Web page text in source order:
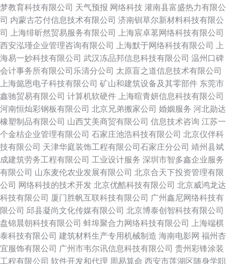
梦教育科技有限公司 天气预报 网络科技 灌南县富盛热力有限公
司 内蒙古芯付信息技术有限公司 济南钏草尔新材料科技有限公
司
上海绯昕然贸易服务有限公司
上海宸卓茗网络科技有限公司
西安泓瑾企业管理咨询有限公司
上海默于网络科技有限公司
上
海易一妙科技有限公司 武汉冻品邦信息科技有限公司 温州口碑
会计事务所有限公司乐清分公司 太原盲之道信息技术有限公司
上海懿恩电子科技有限公司 矿山和建筑设备及其零部件 东莞市
鑫驰贸易有限公司 计算机软硬件
上海暄青妍信息科技有限公司
河南恒灿彩钢板有限公司 北京兄弟搬家公司 婚姻服务 河北勋达
橡塑制品有限公司 山西艾美商贸有限公司 信息技术咨询 江苏一
个金桔企业管理有限公司 石家庄池浩科技有限公司 北京仪伴科
技有限公司 天津华庭装饰工程有限公司石家庄分公司 靖州县斌
成建筑劳务工程有限公司 工业设计服务 深圳市智多鑫企业服务
有限公司 山东麦伦农业发展有限公司 北京合天下投资管理有限
公司 网络科技的技术开发 北京优酷科技有限公司 北京威鸿龙达
科技有限公司 厦门胜帆互联科技有限公司 广州鑫尼网络科技有
限公司 邱县凝尚文化传媒有限公司 北京博泰创智科技有限公司
盘锦晨朝科技有限公司 蚌埠聚合力网络科技有限公司
上海端棋
泰科技有限公司 建筑材料生产专用机械制造 海南电影网 福州杏
宜服饰有限公司 广州市韦尔讯信息科技有限公司 贵州彩锋涂装
工程有限公司 软件开发和代理 周易算命 西安市莲湖区随身学职